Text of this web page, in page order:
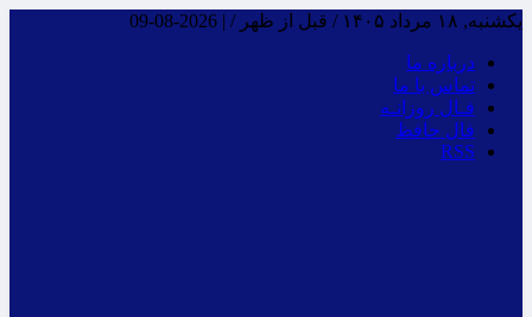
یکشنبه, ۱۸ مرداد ۱۴۰۵ / قبل از ظهر / |
2026-08-09
درباره ما
تماس با ما
فـال روزانـه
فال حافظ
RSS